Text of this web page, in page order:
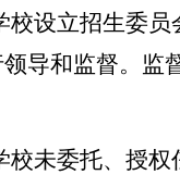
校设立招生委员
导和监督。监
校未委托、授权